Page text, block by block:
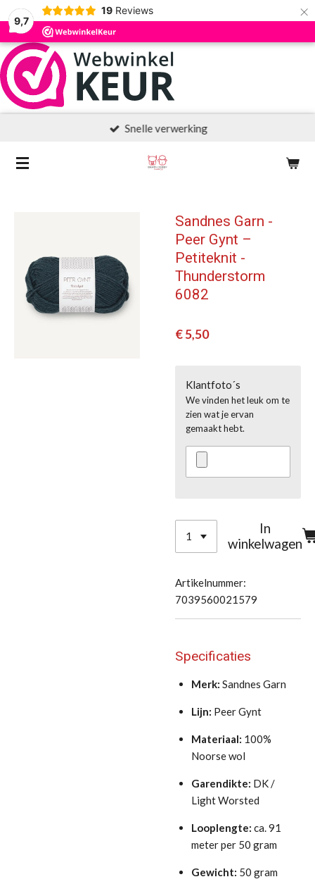
9,7
19 Reviews ×
Snelle verwerking
Sandnes Garn -
Peer Gynt –
Petiteknit -
Thunderstorm
6082
€ 5,50
Klantfoto´s
We vinden het leuk om te
zien wat je ervan
gemaakt hebt.
In
winkelwagen
Artikelnummer:
7039560021579
Specificaties
Merk: Sandnes Garn
Lijn: Peer Gynt
Materiaal: 100%
Noorse wol
Garendikte: DK /
Light Worsted
Looplengte: ca. 91
meter per 50 gram
Gewicht: 50 gram